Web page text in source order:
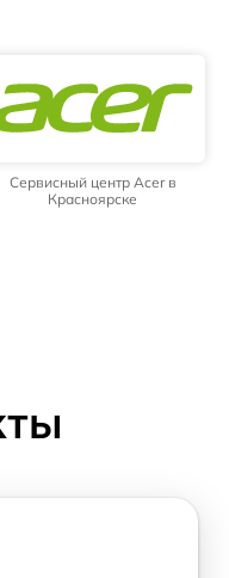
Сервисный центр Acer в
Красноярске